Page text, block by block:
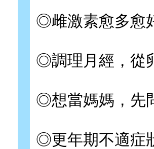
◎雌激素愈多愈
◎調理月經，從
◎想當媽媽，先
◎更年期不適症